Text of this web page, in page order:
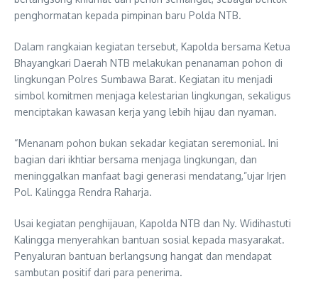
penghormatan kepada pimpinan baru Polda NTB.
Dalam rangkaian kegiatan tersebut, Kapolda bersama Ketua
Bhayangkari Daerah NTB melakukan penanaman pohon di
lingkungan Polres Sumbawa Barat. Kegiatan itu menjadi
simbol komitmen menjaga kelestarian lingkungan, sekaligus
menciptakan kawasan kerja yang lebih hijau dan nyaman.
“Menanam pohon bukan sekadar kegiatan seremonial. Ini
bagian dari ikhtiar bersama menjaga lingkungan, dan
meninggalkan manfaat bagi generasi mendatang,”ujar Irjen
Pol. Kalingga Rendra Raharja.
Usai kegiatan penghijauan, Kapolda NTB dan Ny. Widihastuti
Kalingga menyerahkan bantuan sosial kepada masyarakat.
Penyaluran bantuan berlangsung hangat dan mendapat
sambutan positif dari para penerima.